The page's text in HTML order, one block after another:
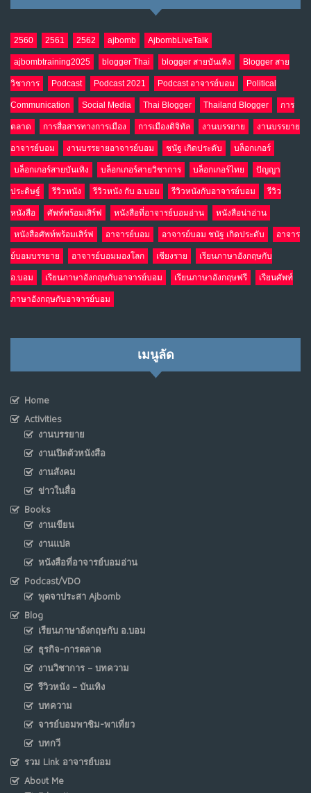
9
NO COMMENTS
10 อินโดนีเซีย กับเกมอำนาจที่มองไม่เห็น
เม.ย. 19, 2026
NO COMMENTS
2560 2561 2562 ajbomb AjbombLiveTalk
ajbombtraining2025 blogger Thai blogger สายบันเทิง Blogger สาย
วิชาการ Podcast Podcast 2021 Podcast อาจารย์บอม Political
Communication Social Media Thai Blogger Thailand Blogger การ
ตลาด การสื่อสารทางการเมือง การเมืองดิจิทัล งานบรรยาย งานบรรยาย
อาจารย์บอม งานบรรยายอาจารย์บอม ชนัฐ เกิดประดับ บล็อกเกอร์
บล็อกเกอร์สายบันเทิง บล็อกเกอร์สายวิชาการ บล็อกเกอร์ไทย ปัญญา
ประดิษฐ์ รีวิวหนัง รีวิวหนัง กับ อ.บอม รีวิวหนังกับอาจารย์บอม รีวิว
หนังสือ ศัพท์พร้อมเสิร์ฟ หนังสือที่อาจารย์บอมอ่าน หนังสือน่าอ่าน
หนังสือศัพท์พร้อมเสิร์ฟ อาจารย์บอม อาจารย์บอม ชนัฐ เกิดประดับ อาจาร
ย์บอมบรรยาย อาจารย์บอมมองโลก เชียงราย เรียนภาษาอังกฤษกับ
อ.บอม เรียนภาษาอังกฤษกับอาจารย์บอม เรียนภาษาอังกฤษฟรี เรียนศัพท์
ภาษาอังกฤษกับอาจารย์บอม
เมนูลัด
Home
Activities
งานบรรยาย
งานเปิดตัวหนังสือ
งานสังคม
ข่าวในสื่อ
Books
งานเขียน
งานแปล
หนังสือที่อาจารย์บอมอ่าน
Podcast/VDO
พูดจาประสา Ajbomb
Blog
เรียนภาษาอังกฤษกับ อ.บอม
ธุรกิจ-การตลาด
งานวิชาการ – บทความ
รีวิวหนัง – บันเทิง
บทความ
จารย์บอมพาชิม-พาเที่ยว
บทกวี
รวม Link อาจารย์บอม
About Me